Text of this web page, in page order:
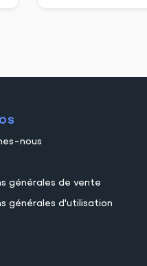
nous
générales de vente
générales d'utilisation